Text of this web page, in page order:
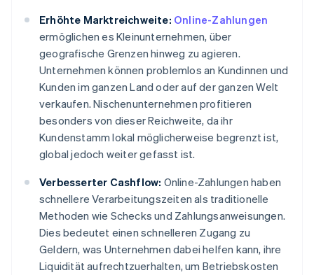
Erhöhte Marktreichweite: Online-Zahlungen
ermöglichen es Kleinunternehmen, über
geografische Grenzen hinweg zu agieren.
Unternehmen können problemlos an Kundinnen und
Kunden im ganzen Land oder auf der ganzen Welt
verkaufen. Nischenunternehmen profitieren
besonders von dieser Reichweite, da ihr
Kundenstamm lokal möglicherweise begrenzt ist,
global jedoch weiter gefasst ist.
Verbesserter Cashflow: Online-Zahlungen haben
schnellere Verarbeitungszeiten als traditionelle
Methoden wie Schecks und Zahlungsanweisungen.
Dies bedeutet einen schnelleren Zugang zu
Geldern, was Unternehmen dabei helfen kann, ihre
Liquidität aufrechtzuerhalten, um Betriebskosten